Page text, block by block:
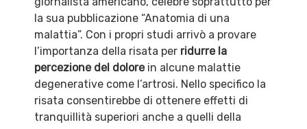
la sua pubblicazione “Anatomia di una
malattia”. Con i propri studi arrivò a provare
l’importanza della risata per ridurre la
percezione del dolorein alcune malattie
degenerative come l’artrosi. Nello specifico la
risata consentirebbe di ottenere effetti di
tranquillità superiori anche a quelli della